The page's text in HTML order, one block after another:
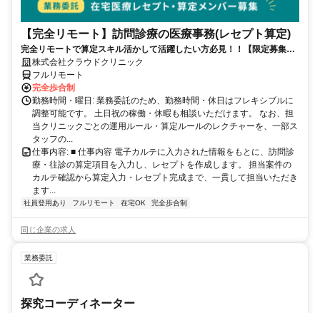
【完全リモート】訪問診療の医療事務(レセプト算定)
完全リモートで算定スキル活かして活躍したい方必見！！【限定募集】
完全リモート｜在宅医療レセプト算定（成果報酬型／業務委託）
株式会社クラウドクリニック
フルリモート
完全歩合制
勤務時間・曜日: 業務委託のため、勤務時間・休日はフレキシブルに
調整可能です。 土日祝の稼働・休暇も相談いただけます。 なお、担
当クリニックごとの運用ルール・算定ルールのレクチャーを、一部ス
タッフの...
仕事内容: ■ 仕事内容 電子カルテに入力された情報をもとに、訪問診
療・往診の算定項目を入力し、レセプトを作成します。 担当案件の
カルテ確認から算定入力・レセプト完成まで、一貫して担当いただき
ます...
社員登用あり フルリモート 在宅OK 完全歩合制
同じ企業の求人
業務委託
探究コーディネーター